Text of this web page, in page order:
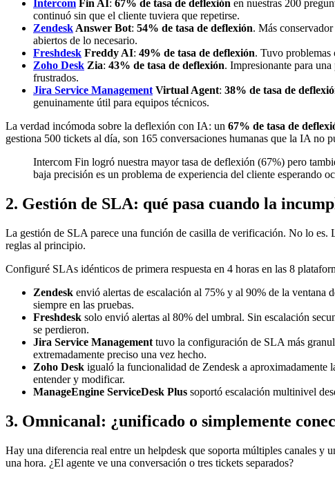
Intercom Fin AI: 67% de tasa de deflexión en nuestras 200
continuó sin que el cliente tuviera que repetirse.
Zendesk Answer Bot: 54% de tasa de deflexión. Más
abiertos de lo necesario.
Freshdesk Freddy AI: 49% de tasa de deflexión. Tuvo problemas
Zoho Desk Zia: 43% de tasa de deflexión. Impresionante para
frustrados.
Jira Service Management Virtual Agent: 38% de tasa de
genuinamente útil para equipos técnicos.
La verdad incómoda sobre la deflexión con IA: un 67% de tasa de
gestiona 500 tickets al día, son 165 conversaciones humanas que la IA no
Intercom Fin logró nuestra mayor tasa de deflexión (67%) pero
baja precisión es un problema de experiencia del cliente esperando
2. Gestión de SLA: qué pasa cuando la
La gestión de SLA parece una función de casilla de verificación. No lo
reglas al principio.
Configuré SLAs idénticos de primera respuesta en 4 horas en las 8
Zendesk envió alertas de escalación al 75% y al 90% de la
siempre en las pruebas.
Freshdesk solo envió alertas al 80% del umbral. Sin escalación
se perdieron.
Jira Service Management tuvo la configuración de SLA más
extremadamente preciso una vez hecho.
Zoho Desk igualó la funcionalidad de Zendesk a
entender y modificar.
ManageEngine ServiceDesk Plus soportó escalación multinivel
3. Omnicanal: ¿unificado o simplemente
Hay una diferencia real entre un helpdesk que soporta múltiples canales y
una hora. ¿El agente ve una conversación o tres tickets separados?